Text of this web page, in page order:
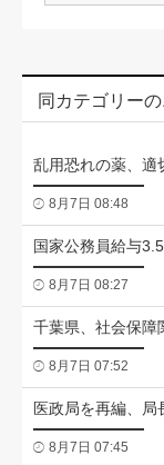
同カテゴリー
乱用恐れの薬、適
8月7日 08:48
国家公務員給与
8月7日 08:27
千葉県、社会保
8月7日 07:52
医政局を再編、
8月7日 07:45